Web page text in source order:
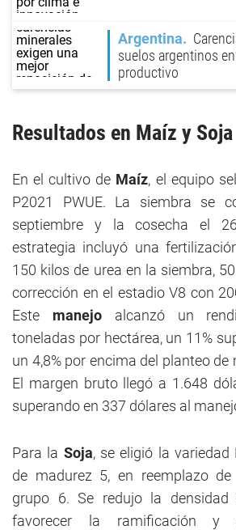
Argentina
suelos argentinos
productivo
Resultados en Maíz y Soja
En el cultivo de Maíz, el equipo
P2021 PWUE. La siembra se
septiembre y la cosecha el
estrategia incluyó una
150 kilos de urea en la siembra,
corrección en el estadio V8 con
Este manejoalcanzó un
toneladas por hectárea, un 11%
un 4,8% por encima del planteo
El margen bruto llegó a 1.648
superando en 337 dólares al
Para la Soja, se eligió la variedad
de madurez 5, en reemplazo
grupo 6. Se redujo la densidad
favorecer la ramificación y